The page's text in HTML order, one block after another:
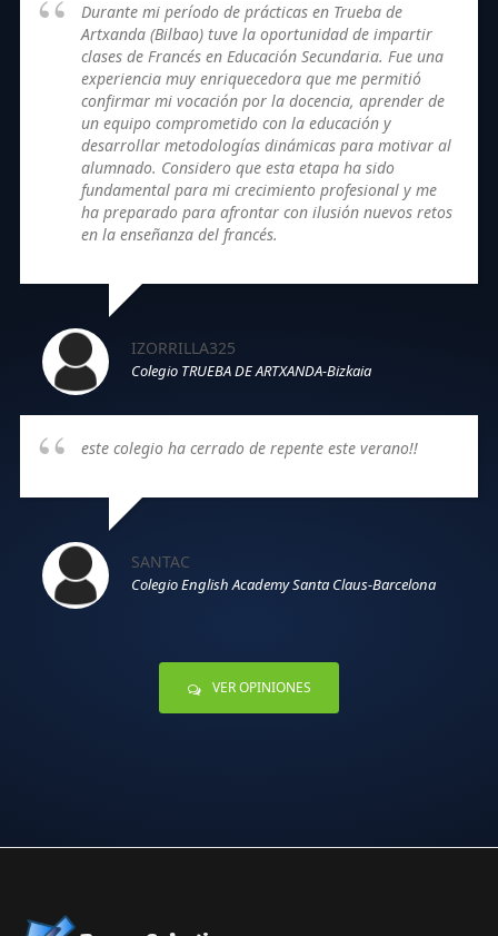
Durante mi período de prácticas en Trueba de
Artxanda (Bilbao) tuve la oportunidad de impartir
clases de Francés en Educación Secundaria. Fue una
experiencia muy enriquecedora que me permitió
confirmar mi vocación por la docencia, aprender de
un equipo comprometido con la educación y
desarrollar metodologías dinámicas para motivar al
alumnado. Considero que esta etapa ha sido
fundamental para mi crecimiento profesional y me
ha preparado para afrontar con ilusión nuevos retos
en la enseñanza del francés.
IZORRILLA325
Colegio TRUEBA DE ARTXANDA-Bizkaia
este colegio ha cerrado de repente este verano!!
SANTAC
Colegio English Academy Santa Claus-Barcelona
VER OPINIONES